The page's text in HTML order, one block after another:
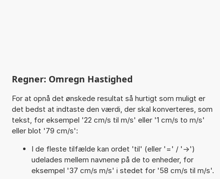
Regner: Omregn Hastighed
For at opnå det ønskede resultat så hurtigt som muligt er
det bedst at indtaste den værdi, der skal konverteres, som
tekst, for eksempel '22 cm/s til m/s' eller '1 cm/s to m/s'
eller blot '79 cm/s':
I de fleste tilfælde kan ordet 'til' (eller '=' / '->')
udelades mellem navnene på de to enheder, for
eksempel '37 cm/s m/s' i stedet for '58 cm/s til m/s'.